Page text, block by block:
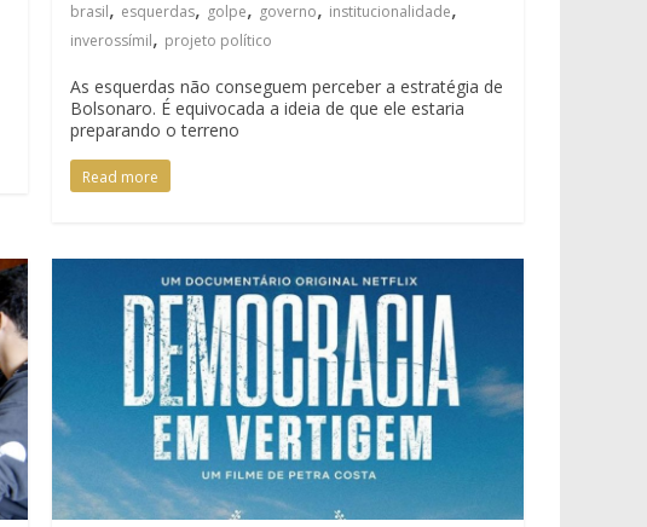
brasil, esquerdas, golpe, governo, institucionalidade,
inverossímil, projeto político
As esquerdas não conseguem perceber a estratégia de
Bolsonaro. É equivocada a ideia de que ele estaria
preparando o terreno
Read more